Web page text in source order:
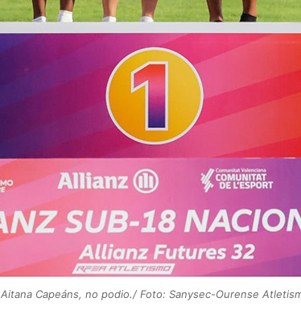
Aitana Capeáns, no podio./ Foto: Sanysec-Ourense